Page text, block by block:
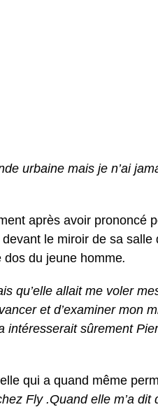
urbaine mais je n’ai
après avoir prononcé
devant le miroir de sa salle
du jeune homme.
qu’elle allait me voler
et d’examiner mon
intéresserait sûrement
qui a quand même
Fly .Quand elle m’a